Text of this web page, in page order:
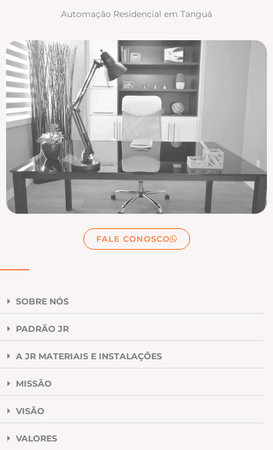
Automação Residencial em Tanguá
FALE CONOSCO
SOBRE NÓS
PADRÃO JR
A JR MATERIAIS E INSTALAÇÕES
MISSÃO
VISÃO
VALORES